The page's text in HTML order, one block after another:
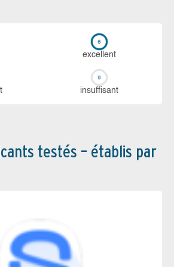
ex­cellent
in­suf­fi­sant
testés – établis par